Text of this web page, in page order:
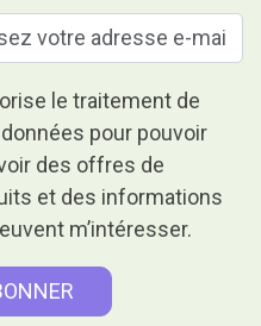
le traitement de
pour pouvoir
des offres de
et des informations
m’intéresser.